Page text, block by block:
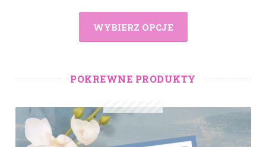
WYBIERZ OPCJE
POKREWNE PRODUKTY